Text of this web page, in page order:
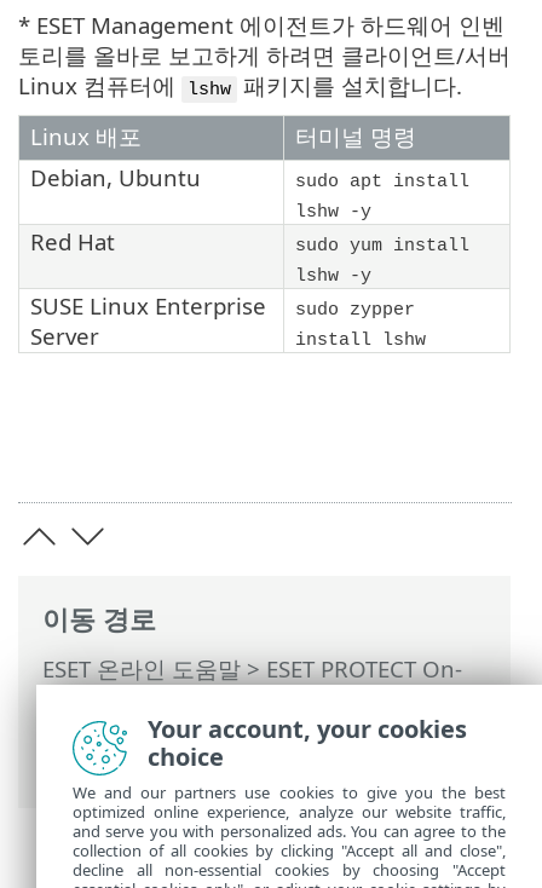
이동 경로
ESET 온라인 도움말>ESET PROTECT On-
ESET PROTECT On-Prem 기본 메뉴>보고
> 하드웨어 인벤토리
* ESET Management 에이전트가 하드웨어 인벤
토리를 올바로 보고하게 하려면 클라이언트/서버
Linux 컴퓨터에
lshw
패키지를 설치합니다.
Linux 배포
터미널 명령
Debian, Ubuntu
sudo apt install
lshw -y
Red Hat
sudo yum install
lshw -y
SUSE Linux Enterprise
Server
sudo zypper
install lshw
Your account, your cookies
choice
We and our partners use cookies to give you the best
optimized online experience, analyze our website traffic,
and serve you with personalized ads. You can agree to the
collection of all cookies by clicking "Accept all and close",
decline all non-essential cookies by choosing "Accept